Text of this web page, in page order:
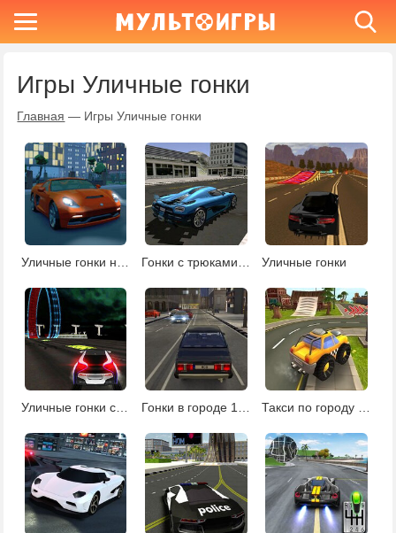
Игры Уличные гонки
Главная — Игры Уличные гонки
Уличные гонки
Уличные гонки с трюками